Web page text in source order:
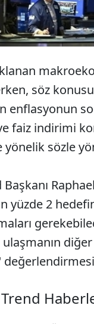
söz
enflasyonun
faiz indirimi
yönelik sözle
Başkanı
yüzde 2